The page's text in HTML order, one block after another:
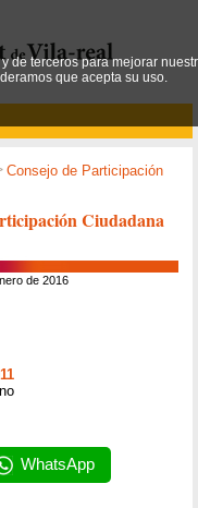
Consejo de Participación
Ciudadana
de 2016
WhatsApp
de terceros para mejorar
que acepta su uso.